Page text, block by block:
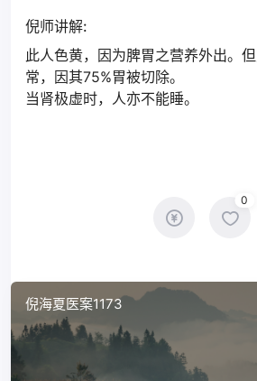
倪师讲解:
此人色黄，因为脾胃之营养外出。
常，因其75%胃被切除。
当肾极虚时，人亦不能睡。
0
倪海夏医案1173